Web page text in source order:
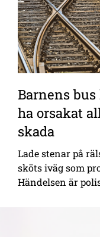
Barnens
ha orsakat
skada
Lade stenar på
sköts iväg som
Händelsen är